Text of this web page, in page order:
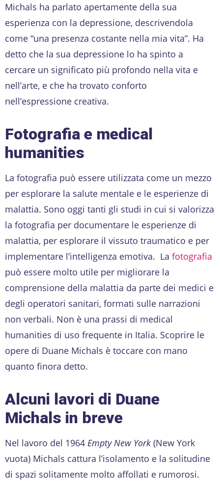
Michals ha parlato apertamente della sua
esperienza con la depressione, descrivendola
come “una presenza costante nella mia vita”. Ha
detto che la sua depressione lo ha spinto a
cercare un significato più profondo nella vita e
nell’arte, e che ha trovato conforto
nell’espressione creativa.
Fotografia e medical
humanities
La fotografia può essere utilizzata come un mezzo
per esplorare la salute mentale e le esperienze di
malattia. Sono oggi tanti gli studi in cui si valorizza
la fotografia per documentare le esperienze di
malattia, per esplorare il vissuto traumatico e per
implementare l’intelligenza emotiva. La fotografia
può essere molto utile per migliorare la
comprensione della malattia da parte dei medici e
degli operatori sanitari, formati sulle narrazioni
non verbali. Non è una prassi di medical
humanities di uso frequente in Italia. Scoprire le
opere di Duane Michals è toccare con mano
quanto finora detto.
Alcuni lavori di Duane
Michals in breve
Nel lavoro del 1964 Empty New York (New York
vuota) Michals cattura l’isolamento e la solitudine
di spazi solitamente molto affollati e rumorosi.